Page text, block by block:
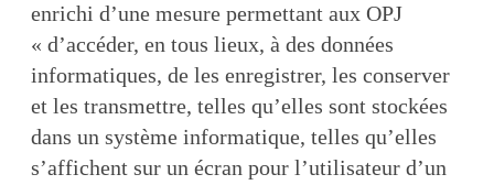
enrichi d’une mesure permettant aux OPJ
« d’accéder, en tous lieux, à des données
informatiques, de les enregistrer, les conserver
et les transmettre, telles qu’elles sont stockées
dans un système informatique, telles qu’elles
s’affichent sur un écran pour l’utilisateur d’un